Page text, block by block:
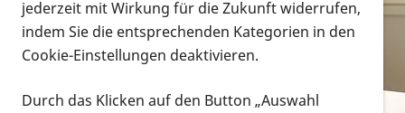
Infomaterial
Infomaterial
Vorlesen
jederzeit mit Wirkung für die Zukunft widerrufen,
indem Sie die entsprechenden Kategorien in den
Cookie-Einstellungen deaktivieren.
Durch das Klicken auf den Button „Auswahl